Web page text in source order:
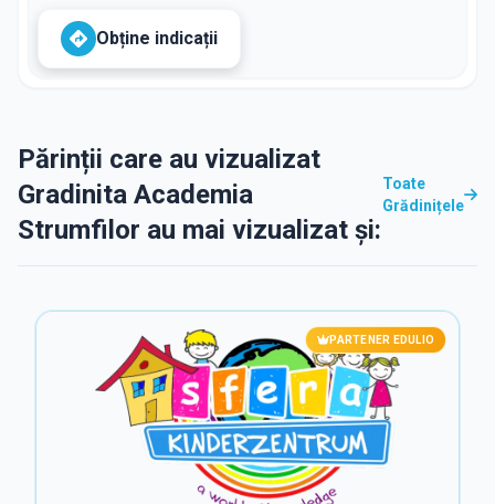
Obține indicații
Părinții care au vizualizat
Gradinita Academia
Strumfilor au mai vizualizat și:
Toate
Grădinițele
PARTENER EDULIO